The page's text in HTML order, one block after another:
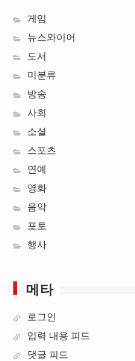
게임
뉴스와이어
도서
미분류
방송
사회
소셜
스포츠
연예
영화
음악
포토
행사
메타
로그인
입력 내용 피드
댓글 피드